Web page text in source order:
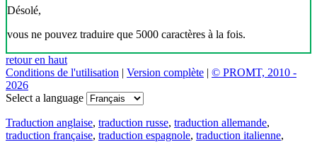
Désolé,
vous ne pouvez traduire que 5000 caractères à la fois.
retour en haut
Conditions de l'utilisation | Version complète | © PROMT, 2010 -
2026
Select a language
Traduction anglaise, traduction russe, traduction allemande,
traduction française, traduction espagnole, traduction italienne,